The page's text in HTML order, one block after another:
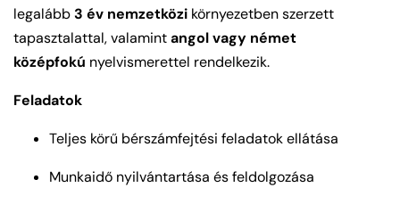
legalább3 év nemzetközi környezetben szerzett
tapasztalattal, valamintangol vagy német
középfokú nyelvismerettel rendelkezik.
Feladatok
Teljes körű bérszámfejtési feladatok ellátása
Munkaidő nyilvántartása és feldolgozása